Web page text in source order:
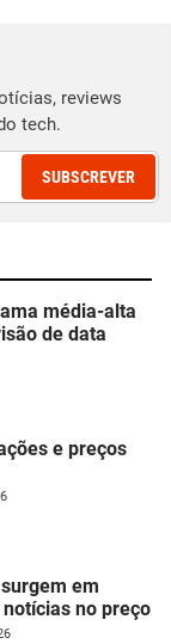
reviews
tech.
SUBSCREVER
média-alta
de data
e preços
em
no preço